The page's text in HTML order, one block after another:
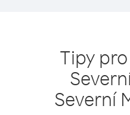
Tipy
Severní